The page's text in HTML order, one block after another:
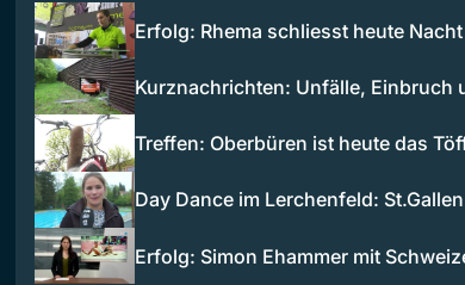
Erfolg: Rhema schliesst heute
Kurznachrichten: Unfälle, Einbruch
Treffen: Oberbüren ist heute das
Day Dance im Lerchenfeld:
Erfolg: Simon Ehammer mit